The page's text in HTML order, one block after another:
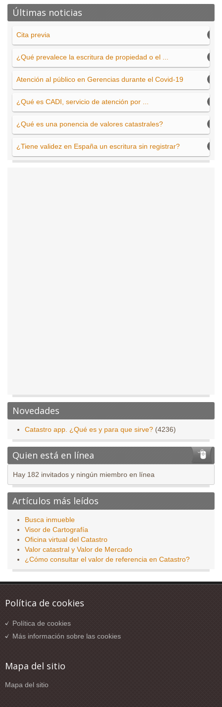
Últimas noticias
Cita previa
¿Qué prevalece la escritura de propiedad o el ...
Atención al público en Gerencias durante el Covid-19
¿Qué es CADI, servicio de atención por ...
¿Qué es una ponencia de valores catastrales?
¿Tiene validez en España un escritura sin registrar?
Novedades
Catastro app. ¿Qué es y para que sirve? (4236)
Quien está en línea
Hay 182 invitados y ningún miembro en línea
Artículos más leídos
Busca inmueble
Visor de Cartografía
Oficina virtual del Catastro
Valor catastral y Valor de Mercado
¿Cómo consultar el valor de referencia en Catastro?
Política de cookies
Política de cookies
Más información sobre las cookies
Mapa del sitio
Mapa del sitio